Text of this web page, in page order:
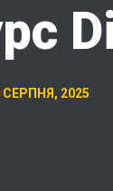
СЕРПНЯ, 2025